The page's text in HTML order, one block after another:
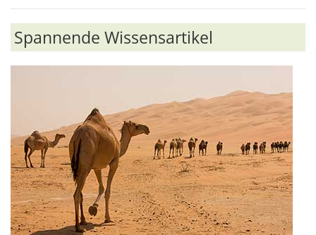
Spannende Wissensartikel